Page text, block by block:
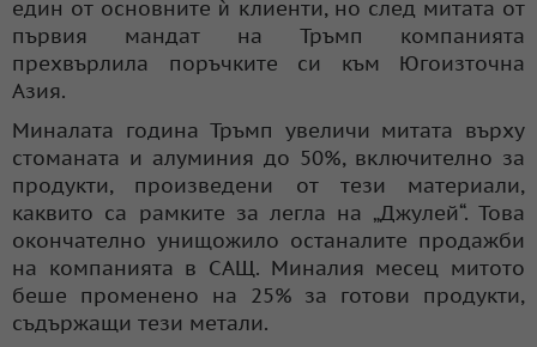
един от основните ѝ клиенти, но след митата от
първия мандат на Тръмп компанията
прехвърлила поръчките си към Югоизточна
Азия.
Миналата година Тръмп увеличи митата върху
стоманата и алуминия до 50%, включително за
продукти, произведени от тези материали,
каквито са рамките за легла на „Джулей“. Това
окончателно унищожило останалите продажби
на компанията в САЩ. Миналия месец митото
беше променено на 25% за готови продукти,
съдържащи тези метали.